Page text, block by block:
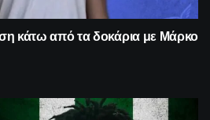
κάτω από τα δοκάρια με Μάρκο